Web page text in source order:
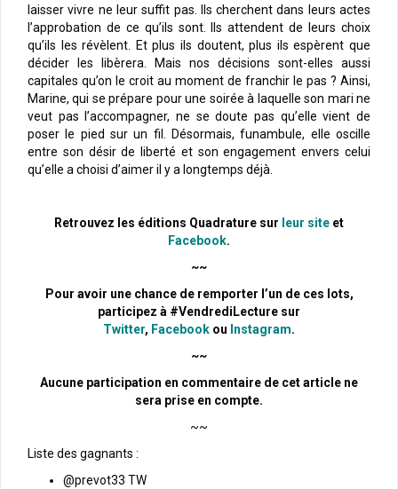
laisser vivre ne leur suffit pas. Ils cherchent dans leurs actes
l’approbation de ce qu’ils sont. Ils attendent de leurs choix
qu’ils les révèlent. Et plus ils doutent, plus ils espèrent que
décider les libèrera. Mais nos décisions sont-elles aussi
capitales qu’on le croit au moment de franchir le pas ? Ainsi,
Marine, qui se prépare pour une soirée à laquelle son mari ne
veut pas l’accompagner, ne se doute pas qu’elle vient de
poser le pied sur un fil. Désormais, funambule, elle oscille
entre son désir de liberté et son engagement envers celui
qu’elle a choisi d’aimer il y a longtemps déjà.
Retrouvez les éditions Quadrature sur leur site et
Facebook.
~~
Pour avoir une chance de remporter l’un de ces lots,
participez à #VendrediLecture sur
Twitter, Facebook ou Instagram.
~~
Aucune participation en commentaire de cet article ne
sera prise en compte.
~~
Liste des gagnants :
@prevot33 TW